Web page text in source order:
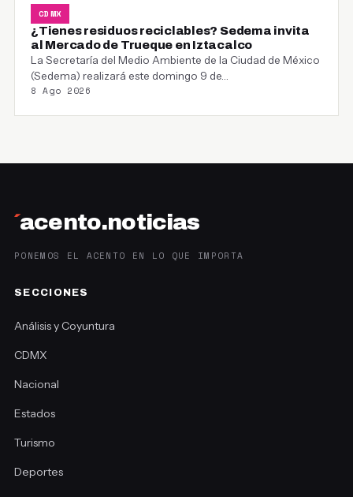
CDMX
¿Tienes residuos reciclables? Sedema invita
al Mercado de Trueque en Iztacalco
La Secretaría del Medio Ambiente de la Ciudad de México
(Sedema) realizará este domingo 9 de…
8 Ago 2026
´acento.noticias
PONEMOS EL ACENTO EN LO QUE IMPORTA
SECCIONES
Análisis y Coyuntura
CDMX
Nacional
Estados
Turismo
Deportes